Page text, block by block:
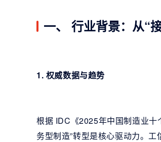
一、 行业背景：从“
1. 权威数据与趋势
根据 IDC《2025年中国制造业十
务型制造”转型是核心驱动力。